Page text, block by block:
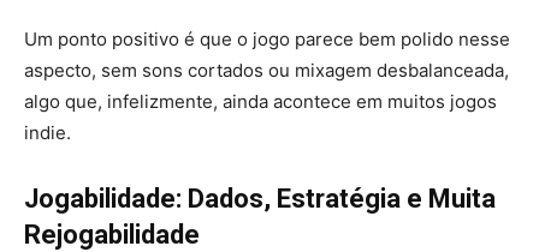
Um ponto positivo é que o jogo parece bem polido nesse
aspecto, sem sons cortados ou mixagem desbalanceada,
algo que, infelizmente, ainda acontece em muitos jogos
indie.
Jogabilidade: Dados, Estratégia e Muita
Rejogabilidade